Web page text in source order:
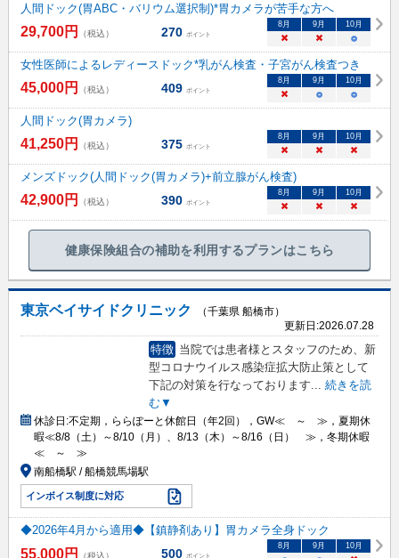
人間ドック(胃ABC・バリウム選択制)*胃カメラが苦手な方へ
29,700円 （税込） 270 ポイント
8 月 9 月 10月
× × ○
女性医師によるレディースドック*乳がん検査・子宮がん検査つき
45,000円 （税込） 409 ポイント
8 月 9 月 10月
× ○ ○
人間ドック(胃カメラ)
41,250円 （税込） 375 ポイント
8 月 9 月 10月
× × ×
メンズドック(人間ドック(胃カメラ)+前立腺がん検査)
42,900円 （税込） 390 ポイント
8 月 9 月 10月
× × ×
健康保険組合の補助を利用するプランはこちら
東京ベイサイドクリニック
（千葉県 船橋市）
更新日:2026.07.28
特徴 当院では患者様とスタッフのため、新
型コロナウイルス感染症拡大防止策として
下記の対策を行なっております... 続きを読
む▼
休診日:不定期，ららぽーと休館日（年2回），GW≪ ～ ≫，夏期休
暇≪8/8（土）～8/10（月）、8/13（木）～8/16（日） ≫，冬期休暇
≪ ～ ≫
南船橋駅 / 船橋競馬場駅
インボイス制度に対応
◆2026年4月から適用◆【鎮静剤あり】胃カメラ全身ドック
55,000円 （税込） 500 ポイント
8月 9月 10月